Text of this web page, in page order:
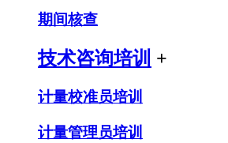
期间核查
技术咨询培训 +
计量校准员培训
计量管理员培训